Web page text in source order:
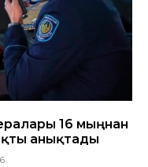
16 мыңнан
анықтады